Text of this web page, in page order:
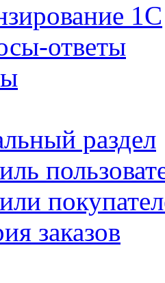
1С
ответы
раздел
заказов